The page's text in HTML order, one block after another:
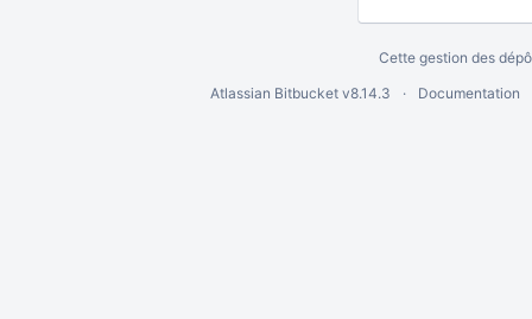
Cette gestion des
Atlassian Bitbucket v8.14.3 Documentation